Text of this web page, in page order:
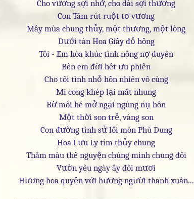
Cho vương sợi nhớ, cho dài sợi thương
Con Tằm rút ruột tơ vương
Mấy mùa chung thủy, một thương, một lòng
Dưới tàn Hoa Giấy đỏ hồng
Tôi - Em hòa khúc tình nồng nợ duyên
Bên em đời hết ưu phiền
Cho tôi tình nhỏ hồn nhiên vô cùng
Mi cong khép lại mắt nhung
Bờ môi hé mở ngại ngùng nụ hôn
Một thời son trẻ, vàng son
Con đường tình sử lối mòn Phù Dung
Hoa Lưu Ly tím thủy chung
Thắm màu thề nguyện chúng mình chung đôi
Vườn yêu ngày ấy đôi mươi
Hương hoa quyện với hương người thanh xuân...